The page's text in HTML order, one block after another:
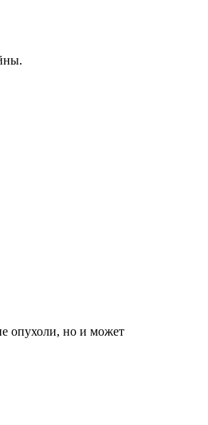
опухоли, но и может